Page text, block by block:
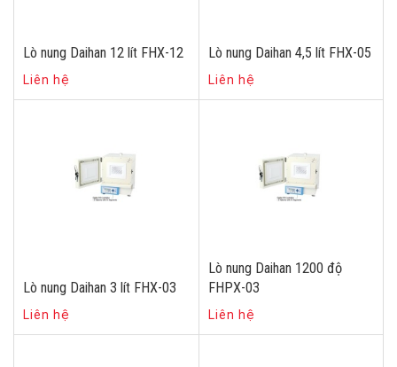
Lò nung Daihan 12 lít FHX-12
Liên hệ
Lò nung Daihan 4,5 lít FHX-05
Liên hệ
Lò nung Daihan 3 lít FHX-03
Liên hệ
Lò nung Daihan 1200 độ
FHPX-03
Liên hệ